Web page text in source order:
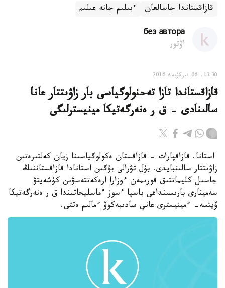
قازاقستاندا جاسالعان ءبىلىم جانە عىلىم
без автора
اۆتور
13:30, 06 قىركۇيەك 2016
قازاقستاندا تازا تەحنولوگياسى بار زاۋىتتار عانا
سالىنادى - ق ر ەنەرگەتيكا مينيسترلىگى
استانا. قازاقپارات - قازاقستان ەكولوگياسىنا زيان كەلتىرەتىن
زاۋىتتار سالىنبايدى. بۇل تۋرالى بۇگىن استانادا قازاقستاننىڭ
جاسىل كليماتتىق قورىمەن ءوزارا ارەكەتتەسۋىن كۇشەيتۋ
سەمينارى بارىسىنداعى باسپا ءسوز ءماسليحاتىندا ق ر ەنەرگەتيكا
ۆيتسە- ءمينيسترى عاني سادىبەكوۆ ءمالىم ەتتى.